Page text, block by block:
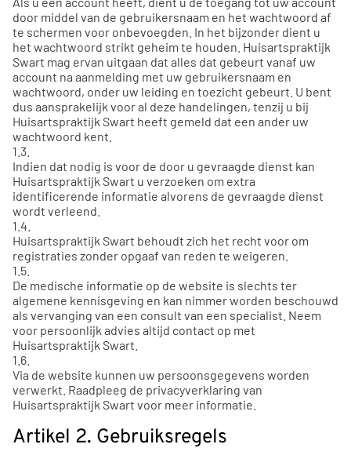
door middel van de gebruikersnaam en het wachtwoord af
te schermen voor onbevoegden. In het bijzonder dient u
het wachtwoord strikt geheim te houden. Huisartspraktijk
Swart mag ervan uitgaan dat alles dat gebeurt vanaf uw
account na aanmelding met uw gebruikersnaam en
wachtwoord, onder uw leiding en toezicht gebeurt. U bent
dus aansprakelijk voor al deze handelingen, tenzij u bij
Huisartspraktijk Swart heeft gemeld dat een ander uw
wachtwoord kent.
1.3.
Indien dat nodig is voor de door u gevraagde dienst kan
Huisartspraktijk Swart u verzoeken om extra
identificerende informatie alvorens de gevraagde dienst
wordt verleend.
1.4.
Huisartspraktijk Swart behoudt zich het recht voor om
registraties zonder opgaaf van reden te weigeren.
1.5.
De medische informatie op de website is slechts ter
algemene kennisgeving en kan nimmer worden beschouwd
als vervanging van een consult van een specialist. Neem
voor persoonlijk advies altijd contact op met
Huisartspraktijk Swart.
1.6.
Via de website kunnen uw persoonsgegevens worden
verwerkt. Raadpleeg de privacyverklaring van
Huisartspraktijk Swart voor meer informatie.
Artikel 2. Gebruiksregels